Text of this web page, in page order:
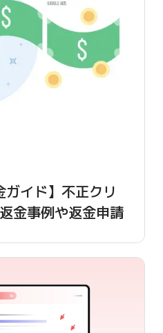
ガイド】不正クリ
金事例や返金申請